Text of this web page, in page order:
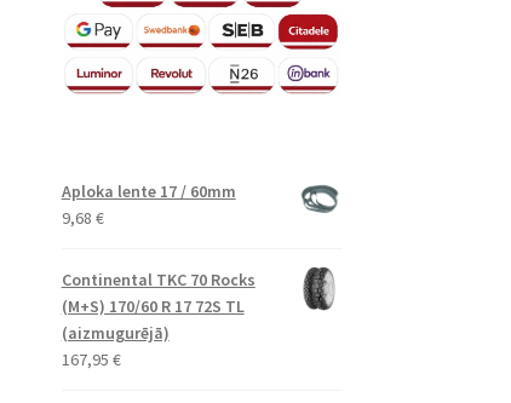
Aploka lente 17 / 60mm
9,68 €
Continental TKC 70 Rocks
(M+S) 170/60 R 17 72S TL
(aizmugurējā)
167,95 €